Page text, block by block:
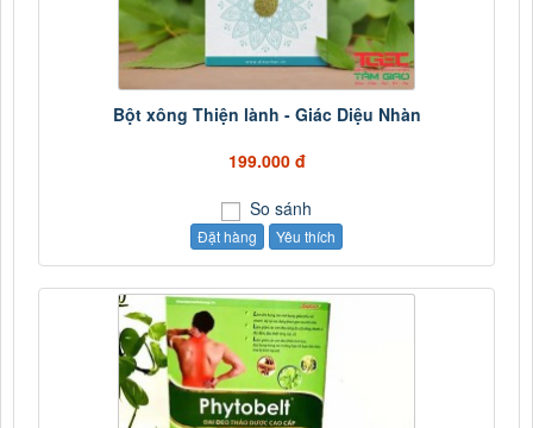
Bột xông Thiện lành - Giác Diệu Nhàn
199.000 đ
So sánh
Đặt hàng Yêu thích